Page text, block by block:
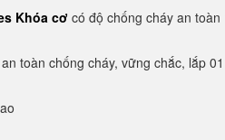
Khóa cơ có độ chống cháy an
toàn chống cháy, vững chắc, lắp